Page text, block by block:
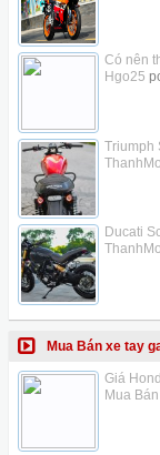
Có nên
Hgo25
Triumph
Ducati
Mua Bán xe tay
Giá
Mua